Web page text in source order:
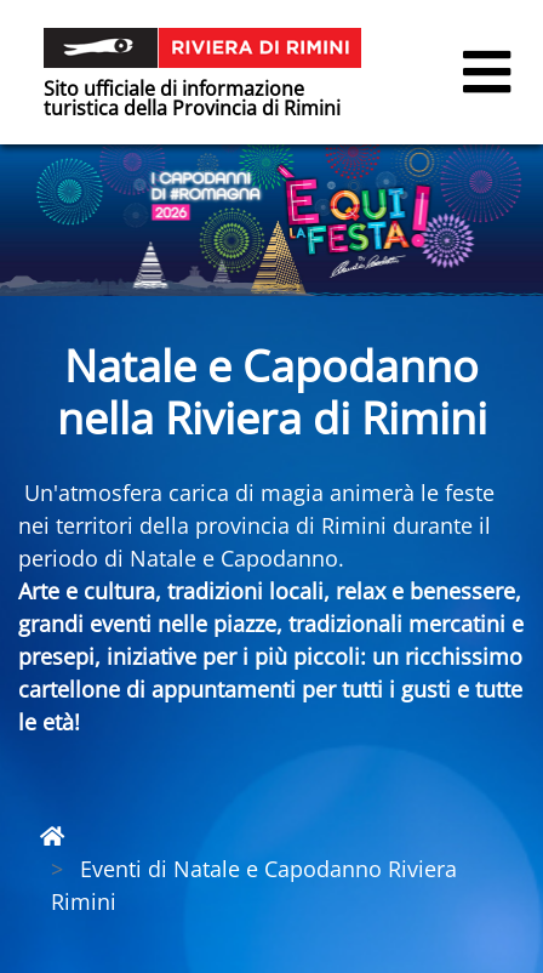
Sito ufficiale di informazione
turistica della Provincia di Rimini
Natale e Capodanno
nella Riviera di Rimini
Un'atmosfera carica di magia animerà le feste
nei territori della provincia di Rimini durante il
periodo di Natale e Capodanno.
Arte e cultura, tradizioni locali, relax e benessere,
grandi eventi nelle piazze, tradizionali mercatini e
presepi, iniziative per i più piccoli: un ricchissimo
cartellone di appuntamenti per tutti i gusti e tutte
le età!
Eventi di Natale e Capodanno Riviera
Rimini